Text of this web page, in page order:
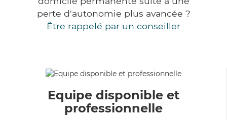
perte d'autonomie plus avancée ?
Être rappelé par un conseiller
Equipe disponible et
professionnelle